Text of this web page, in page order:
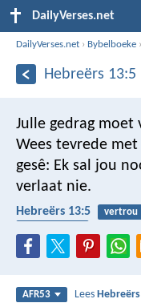
DailyVerses.net
DailyVerses.net › Bybelboeke ›
Hebreërs 13:5
Julle gedrag moet
Wees tevrede
gesê: Ek sal jou
verlaat nie.
Hebreërs 13:5 vertrou
AFR53 Lees